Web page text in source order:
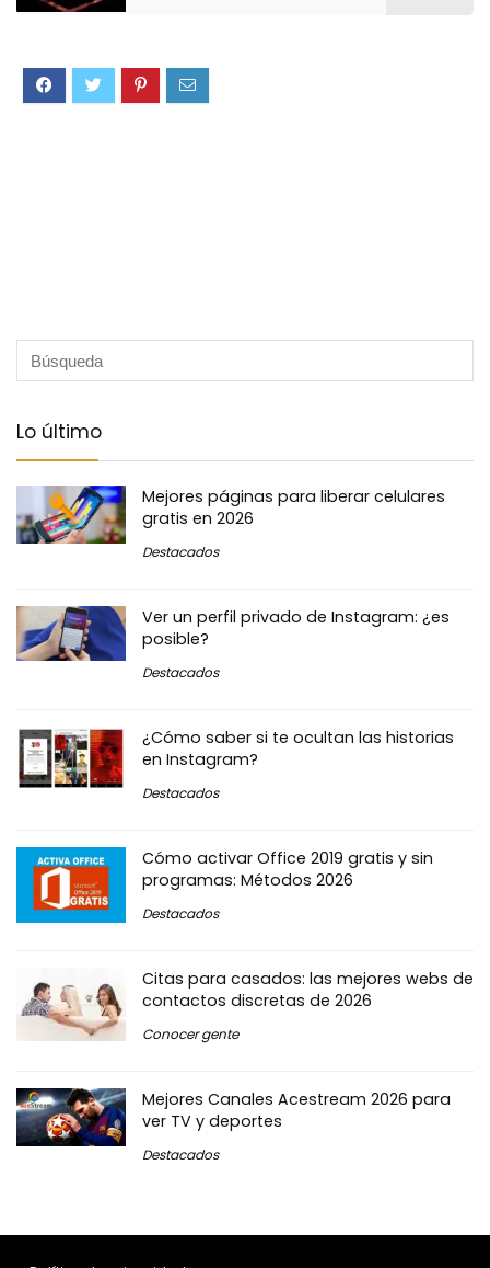
Lo último
Mejores páginas para liberar celulares
gratis en 2026
Destacados
Ver un perfil privado de Instagram: ¿es
posible?
Destacados
¿Cómo saber si te ocultan las historias
en Instagram?
Destacados
Cómo activar Office 2019 gratis y sin
programas: Métodos 2026
Destacados
Citas para casados: las mejores webs de
contactos discretas de 2026
Conocer gente
Mejores Canales Acestream 2026 para
ver TV y deportes
Destacados